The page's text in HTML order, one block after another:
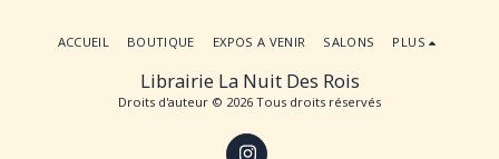
Librairie La Nuit Des Rois
Droits d'auteur © 2026 Tous droits réservés
ACCUEIL BOUTIQUE EXPOS A VENIR SALONS PLUS